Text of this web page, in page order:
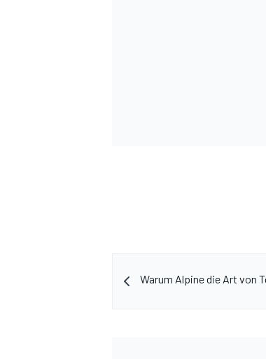
Warum Alpine die Art von